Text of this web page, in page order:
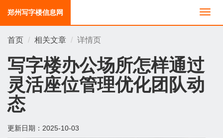
切
换
郑州写字楼信息网
首页 相关文章 详情页
写字楼办公场所怎样通过
灵活座位管理优化团队动
态
更新日期： 2025-10-03